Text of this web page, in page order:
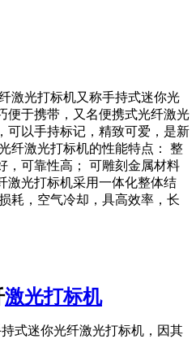
激光打标机又称手持式迷你光
便于携带，又名便携式光纤激光
可以手持标记，精致可爱，是新
纤激光打标机的性能特点： 整
，可靠性高； 可雕刻金属材料
激光打标机采用一体化整体结
耗，空气冷却，具高效率，长
激光打标机
式迷你光纤激光打标机，因其